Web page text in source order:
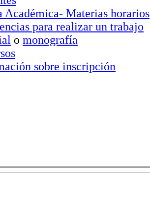
Académica- Materias horarios
para realizar un trabajo
o monografía
sobre inscripción